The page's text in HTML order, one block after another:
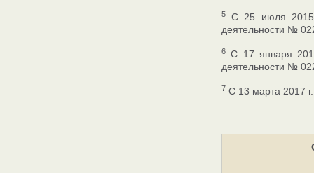
5
С 25 июля 2015
деятельности №
6 C 17 января
деятельности №
7 С 13 марта 2017